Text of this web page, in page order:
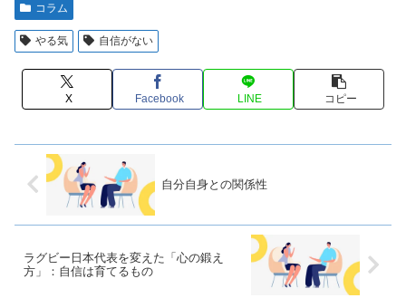
コラム
やる気 自信がない
X Facebook LINE コピー
自分自身との関係性
ラグビー日本代表を変えた「心の鍛え
方」：自信は育てるもの